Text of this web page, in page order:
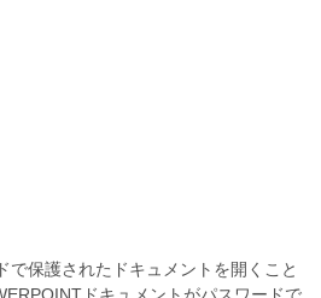
で保護されたドキュメントを開くこと